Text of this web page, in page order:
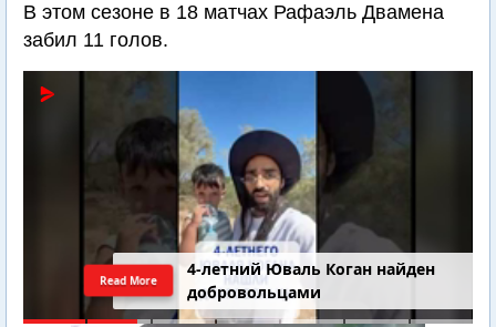
В этом сезоне в 18 матчах Рафаэль Двамена
забил 11 голов.
4-летний Юваль Коган найден
добровольцами
Read More